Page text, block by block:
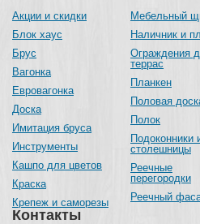
Акции и скидки
Блок хаус
Брус
Вагонка
Евровагонка
Доска
Имитация бруса
Инструменты
Кашпо для цветов
Краска
Крепеж и саморезы
Мебельный
Наличник и
Ограждения
террас
Планкен
Половая
Полок
Подоконники
столешницы
Реечные
перегородки
Реечный
Контакты